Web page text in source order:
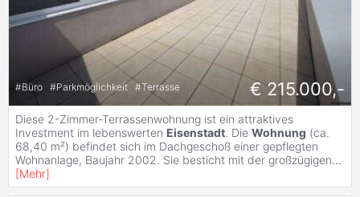
#Büro #Parkmöglichkeit #Terrasse € 215.000,-
Diese 2-Zimmer-Terrassenwohnung ist ein attraktives
Investment im lebenswerten Eisenstadt. Die Wohnung (ca.
68,40 m²) befindet sich im Dachgeschoß einer gepflegten
Wohnanlage, Baujahr 2002. Sie besticht mit der großzügigen...
[Mehr]